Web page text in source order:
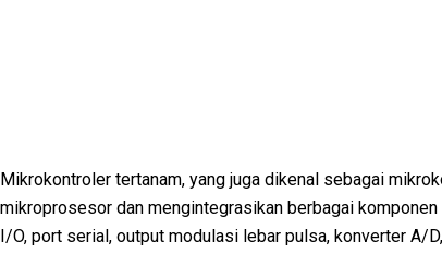
Mikrokontroler tertanam, yang juga dikenal sebagai
mikroprosesor dan mengintegrasikan berbagai
I/O, port serial, output modulasi lebar pulsa, konverter A/